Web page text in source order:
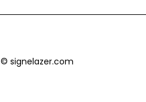
© signelazer.com